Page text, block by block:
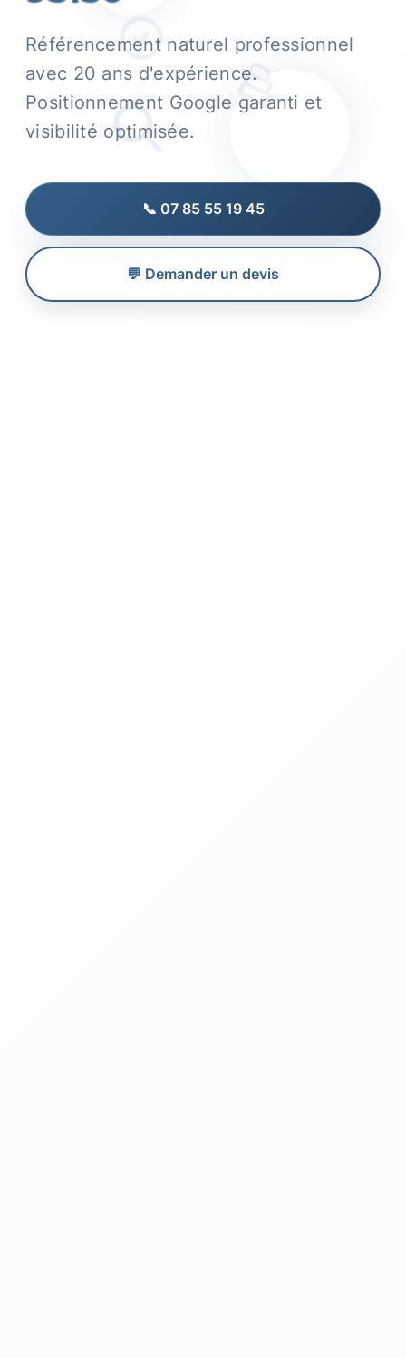
Référencement naturel professionnel
avec 20 ans d'expérience.
Positionnement Google garanti et
visibilité optimisée.
📞 07 85 55 19 45
💬 Demander un devis